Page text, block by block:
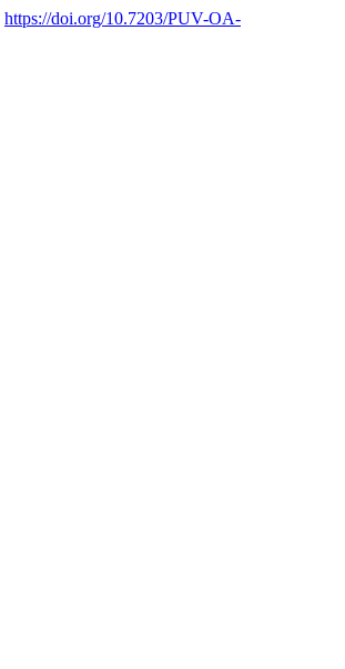
https://doi.org/10.7203/PUV-OA-